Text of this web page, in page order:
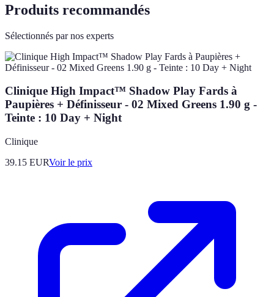
Produits recommandés
Sélectionnés par nos experts
Clinique High Impact™ Shadow Play Fards à
Paupières + Définisseur - 02 Mixed Greens 1.90 g -
Teinte : 10 Day + Night
Clinique
39.15 EURVoir le prix